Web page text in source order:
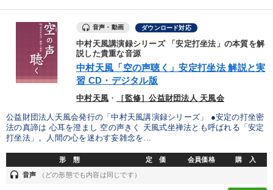
音声・動画 ダウンロード対応
中村天風講演録シリーズ 「安定打坐法」の本質を解
説した貴重な音源
中村天風「空の声聴く」安定打坐法 解説と実
習 CD・デジタル版
中村天風 ・ ［監修］公益財団法人 天風会
公益財団法人天風会発行の「中村天風講演録シリーズ」 ●安定の打坐密
法の真諦は 心耳を澄まし 空の声きく 天風式坐禅法とも呼ばれる「安定
打坐法」。人間の心を迷わす妄雑念を...
形 態 定 価 会員価格 購 入
headset 音声 （どの形態でも内容は同じです）